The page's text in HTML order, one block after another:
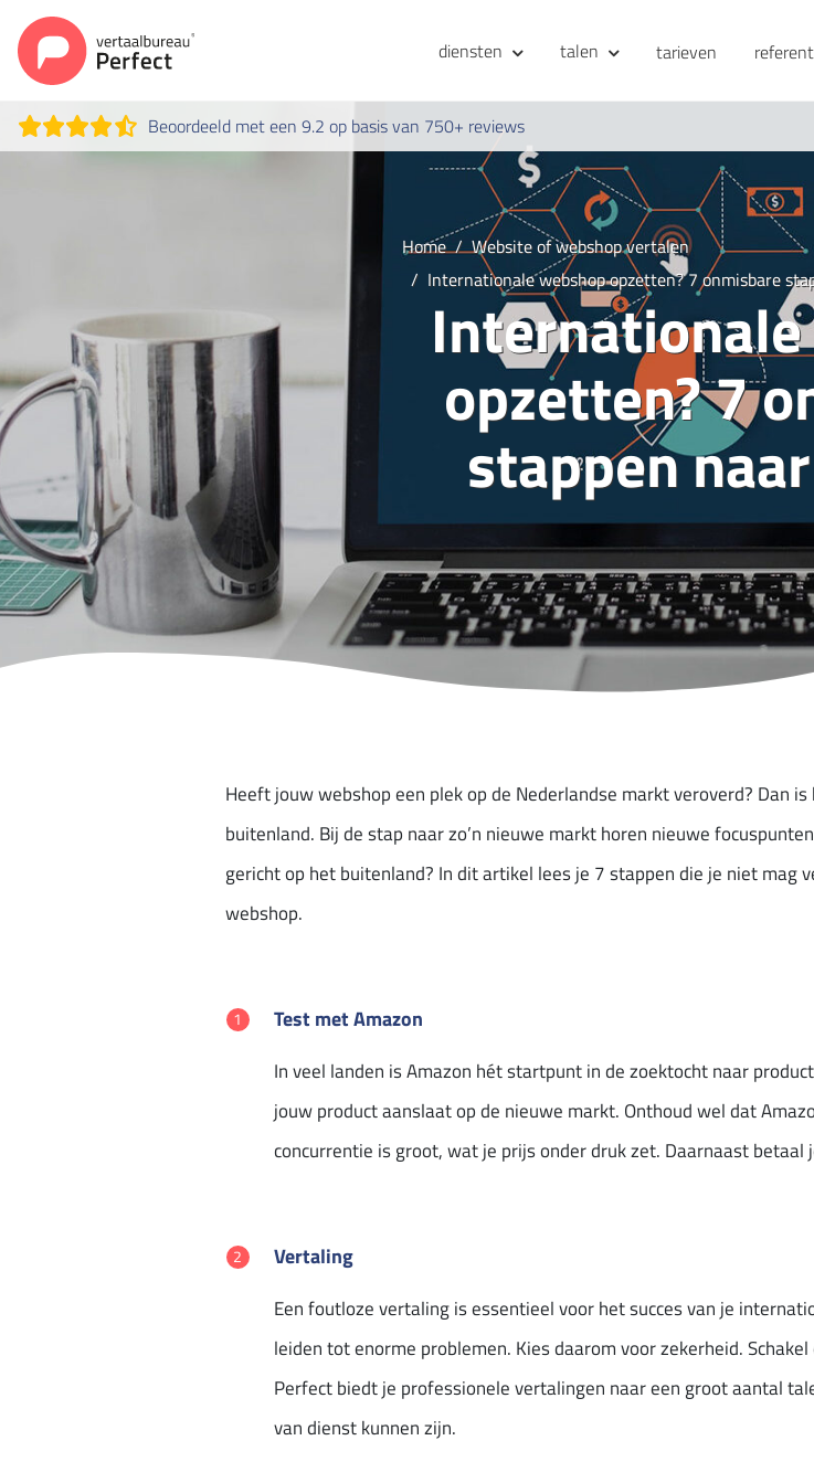
diensten talen tarieven
Beoordeeld met een 9.2 op basis van 750+ reviews
Home
Website of webshop vertalen
Internationale webshop opzetten? 7 onmisbare
opzetten? 7
stappen
Heeft jouw webshop een plek op de Nederlandse markt veroverd? Dan
buitenland. Bij de stap naar zo’n nieuwe markt horen nieuwe
gericht op het buitenland? In dit artikel lees je 7 stappen die je niet mag
webshop.
Test met Amazon
In veel landen is Amazon hét startpunt in de zoektocht naar
jouw product aanslaat op de nieuwe markt. Onthoud wel dat
concurrentie is groot, wat je prijs onder druk zet. Daarnaast betaal
Vertaling
Een foutloze vertaling is essentieel voor het succes van je
leiden tot enorme problemen. Kies daarom voor zekerheid.
Perfect biedt je professionele vertalingen naar een groot aantal
van dienst kunnen zijn.